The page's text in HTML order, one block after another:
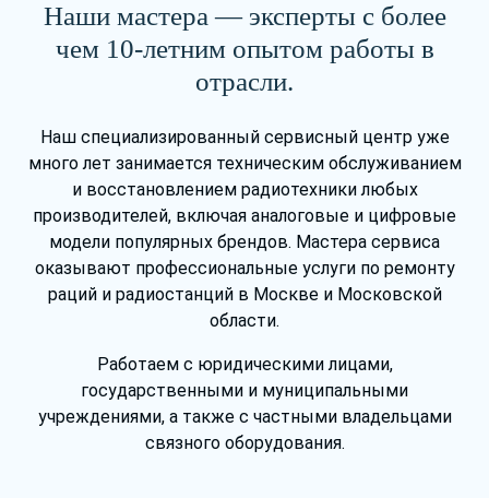
Наши мастера — эксперты с более
чем 10-летним опытом работы в
отрасли.
Наш специализированный сервисный центр уже
много лет занимается техническим обслуживанием
и восстановлением радиотехники любых
производителей, включая аналоговые и цифровые
модели популярных брендов. Мастера сервиса
оказывают профессиональные услуги по ремонту
раций и радиостанций в Москве и Московской
области.
Работаем с юридическими лицами,
государственными и муниципальными
учреждениями, а также с частными владельцами
связного оборудования.